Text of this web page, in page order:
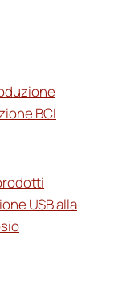
BCI
USB alla